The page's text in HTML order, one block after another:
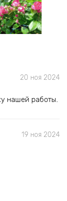
20 ноя 2024
нашей работы.
19 ноя 2024